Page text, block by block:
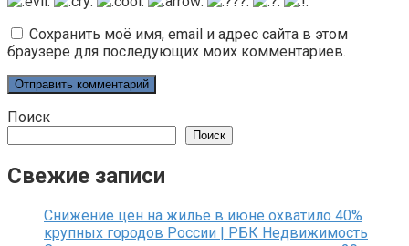
Сохранить моё имя, email и адрес сайта в этом
браузере для последующих моих комментариев.
Поиск
Поиск
Свежие записи
Снижение цен на жилье в июне охватило 40%
крупных городов России | РБК Недвижимость